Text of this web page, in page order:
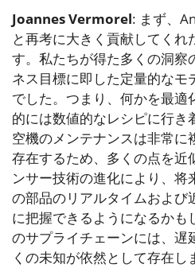
Joannes Vermorel: まず、
と再考に大きく貢献してく
す。私たちが得た多くの洞察
ネス目標に即した定量的なモ
でした。つまり、何かを最適
的には数値的なレシピに行き
空機のメンテナンスは非常に
存在するため、多くの点を近
ンサー技術の進化により、将
の部品のリアルタイムおよび
に把握できるようになるかも
のサプライチェーンには、遅
くの未知が依然として存在し